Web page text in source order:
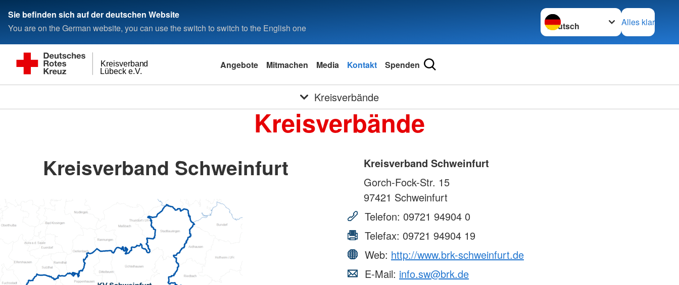
Sie befinden sich auf der deutschen Website
You are on the German website, you can use the switch to switch to the English one
Sprache wechseln zu
Alles klar
Lübeck e.V.
Kreisverband Angebote Mitmachen Media Kontakt Spenden
Kreisverbände
Kreisverbände
Kreisverband Schweinfurt
Kreisverband Schweinfurt
Gorch-Fock-Str. 15
97421 Schweinfurt
Telefon: 09721 94904 0
Telefax: 09721 94904 19
Web: http://www.brk-schweinfurt.de
E-Mail: info.sw@brk.de